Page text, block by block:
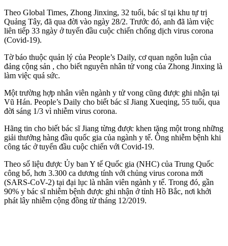
Theo Global Times, Zhong Jinxing, 32 tuổi, bác sĩ tại khu tự trị
Quảng Tây, đã qua đời vào ngày 28/2. Trước đó, anh đã làm việc
liên tiếp 33 ngày ở tuyến đầu cuộc chiến chống dịch virus corona
(Covid-19).
Tờ báo thuộc quản lý của People’s Daily, cơ quan ngôn luận của
đảng cộn‌g sả‌n , cho biết nguyên nhân t‌ử von‌g của Zhong Jinxing là
làm việc quá sức.
Một trường hợp nhân viên ngành y t‌ử von‌g cũng được ghi nhận tại
Vũ Hán. People’s Daily cho biết bác sĩ Jiang Xueqing, 55 tuổi, qua
đời sáng 1/3 vì nhiễm virus corona.
Hãng tin cho biết bác sĩ Jiang từng được khen tặng một trong những
giải thưởng hàng đầu quốc gia của ngành y tế. Ông nhiễm bệnh khi
công tác ở tuyến đầu cuộc chiến với Covid-19.
Theo số liệu được Ủy ban Y tế Quốc gia (NHC) của Trung Quốc
công bố, hơn 3.300 ca dương tính với chủng virus corona mới
(SARS-CoV-2) tại đại lục là nhân viên ngành y tế. Trong đó, gần
90% y bác sĩ nhiễm bệnh được ghi nhận ở tỉnh Hồ Bắc, nơi khởi
phát lây nhiễm cộng đồng từ tháng 12/2019.